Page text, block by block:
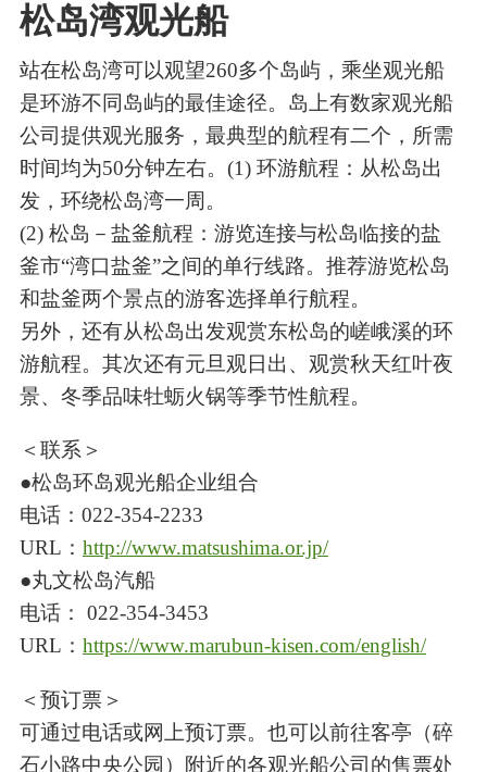
松岛湾观光船
站在松岛湾可以观望260多个岛屿，乘坐观光船
是环游不同岛屿的最佳途径。岛上有数家观光船
公司提供观光服务，最典型的航程有二个，所需
时间均为50分钟左右。(1) 环游航程：从松岛出
发，环绕松岛湾一周。
(2) 松岛－盐釜航程：游览连接与松岛临接的盐
釜市“湾口盐釜”之间的单行线路。推荐游览松岛
和盐釜两个景点的游客选择单行航程。
另外，还有从松岛出发观赏东松岛的嵯峨溪的环
游航程。其次还有元旦观日出、观赏秋天红叶夜
景、冬季品味牡蛎火锅等季节性航程。
＜联系＞
●松岛环岛观光船企业组合
电话：022-354-2233
URL： http://www.matsushima.or.jp/
●丸文松岛汽船
电话： 022-354-3453
URL： https://www.marubun-kisen.com/english/
＜预订票＞
可通过电话或网上预订票。也可以前往客亭（碎
石小路中央公园）附近的各观光船公司的售票处